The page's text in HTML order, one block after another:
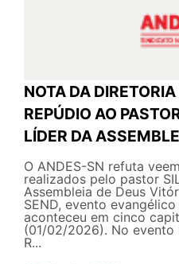
NOTA DA
REPÚDIO AO
LÍDER DA
O ANDES-SN refuta
realizados pelo pastor
Assembleia de Deus
SEND, evento
aconteceu em cinco
(01/02/2026). No
R...